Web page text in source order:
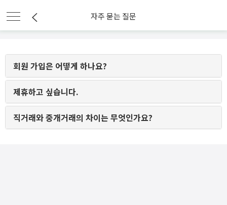
자주 묻는 질문
회원 가입은 어떻게 하나요?
제휴하고 싶습니다.
직거래와 중개거래의 차이는 무엇인가요?